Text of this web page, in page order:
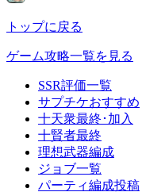
トップに戻る
ゲーム攻略一覧を見る
SSR評価一覧
サプチケおすすめ
十天衆最終･加入
十賢者最終
理想武器編成
ジョブ一覧
パーティ編成投稿